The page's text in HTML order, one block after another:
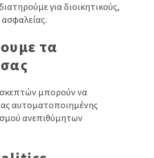
για διοικητικούς,
τα
μπορούν να
αυτοματοποιημένης
ανεπιθύμητων